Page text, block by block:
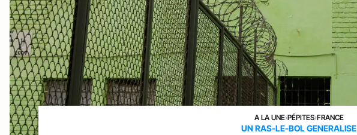
A LA UNE›PÉPITES›FRANCE
UN RAS-LE-BOL GENERALISE